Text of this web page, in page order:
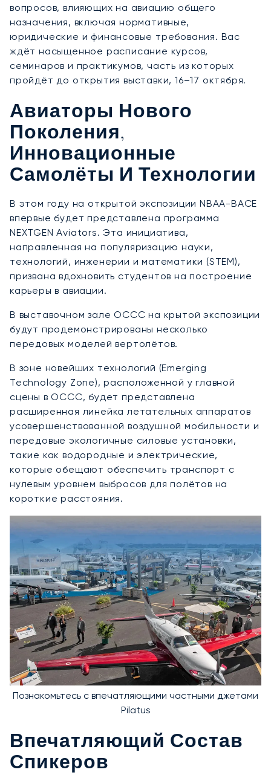
вопросов, влияющих на авиацию общего
назначения, включая нормативные,
юридические и финансовые требования. Вас
ждёт насыщенное расписание курсов,
семинаров и практикумов, часть из которых
пройдёт до открытия выставки, 16–17 октября.
Авиаторы Нового
Поколения,
Инновационные
Самолёты И Технологии
В этом году на открытой экспозиции NBAA-BACE
впервые будет представлена программа
NEXTGEN Aviators. Эта инициатива,
направленная на популяризацию науки,
технологий, инженерии и математики (STEM),
призвана вдохновить студентов на построение
карьеры в авиации.
В выставочном зале OCCC на крытой экспозиции
будут продемонстрированы несколько
передовых моделей вертолётов.
В зоне новейших технологий (Emerging
Technology Zone), расположенной у главной
сцены в OCCC, будет представлена
расширенная линейка летательных аппаратов
усовершенствованной воздушной мобильности и
передовые экологичные силовые установки,
такие как водородные и электрические,
которые обещают обеспечить транспорт с
нулевым уровнем выбросов для полётов на
короткие расстояния.
Познакомьтесь с впечатляющими частными джетами
Pilatus
Впечатляющий Состав
Спикеров